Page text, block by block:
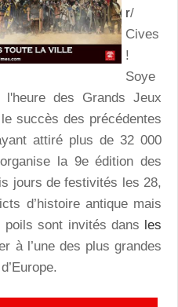
r/
Cives
!
Soye
des Grands Jeux
succès des précédentes
attiré plus de 32 000
organise la 9e édition des
jours de festivités les 28,
d’histoire antique mais
poils sont invités dans les
à l’une des plus grandes